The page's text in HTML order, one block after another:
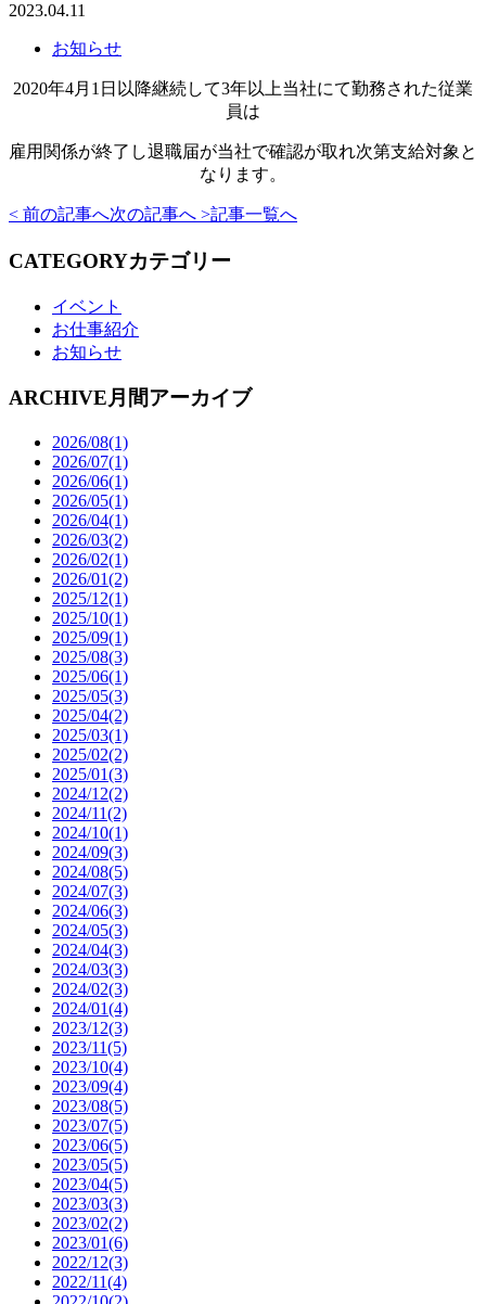
2023.04.11
お知らせ
2020年4月1日以降継続して3年以上当社にて勤務された従業
員は
雇用関係が終了し退職届が当社で確認が取れ次第支給対象と
なります。
< 前の記事へ次の記事へ >記事一覧へ
CATEGORYカテゴリー
イベント
お仕事紹介
お知らせ
ARCHIVE月間アーカイブ
2026/08(1)
2026/07(1)
2026/06(1)
2026/05(1)
2026/04(1)
2026/03(2)
2026/02(1)
2026/01(2)
2025/12(1)
2025/10(1)
2025/09(1)
2025/08(3)
2025/06(1)
2025/05(3)
2025/04(2)
2025/03(1)
2025/02(2)
2025/01(3)
2024/12(2)
2024/11(2)
2024/10(1)
2024/09(3)
2024/08(5)
2024/07(3)
2024/06(3)
2024/05(3)
2024/04(3)
2024/03(3)
2024/02(3)
2024/01(4)
2023/12(3)
2023/11(5)
2023/10(4)
2023/09(4)
2023/08(5)
2023/07(5)
2023/06(5)
2023/05(5)
2023/04(5)
2023/03(3)
2023/02(2)
2023/01(6)
2022/12(3)
2022/11(4)